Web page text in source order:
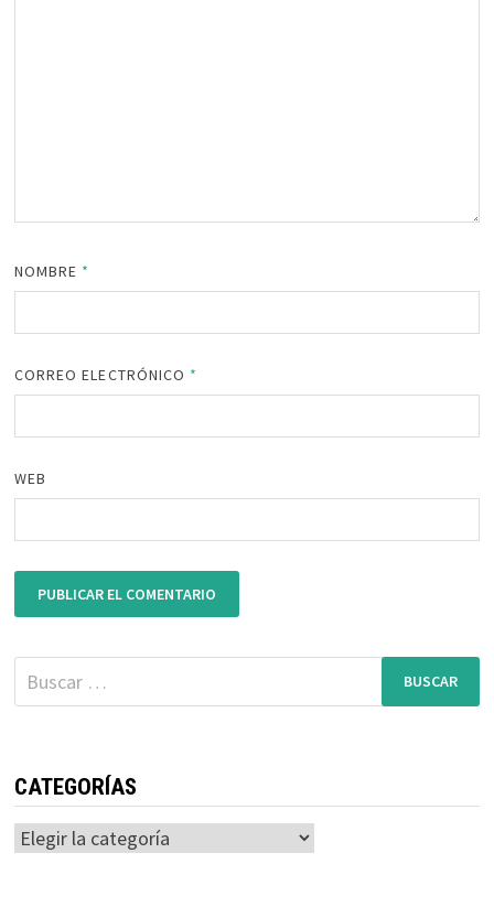
NOMBRE *
CORREO ELECTRÓNICO *
WEB
Buscar:
CATEGORÍAS
Categorías